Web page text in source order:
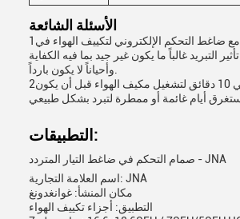
الأسئلة الشائعة
1هناك مشكلة شائعة مع ضاغط التحكم الإلكتروني لتكييف الهواء في
التبريد غالباً ما يكون غير جيد بما فيه الكفاية
2يستغرق الأمر حوالي 10 دقائق لتشغيل مكيف الهواء قبل أن يكون
التطبيقات:
صمام التحكم في ضاغط التيار المتردد - JNA
اسم العلامة التجارية: JNA
مكان المنشأ: غوانغدونغ
التطبيق: أجزاء تكييف الهواء